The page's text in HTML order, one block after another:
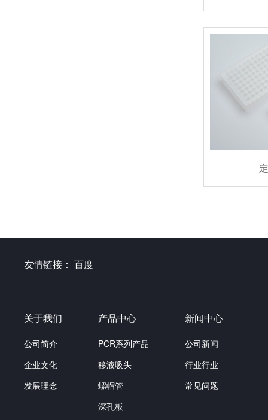
友情链接： 百度
关于我们
公司简介
企业文化
发展理念
产品中心
PCR系列产品
移液吸头
螺帽管
深孔板
新闻中心
公司新闻
行业行业
常见问题